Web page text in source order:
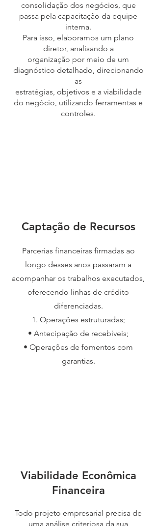
consolidação dos negócios, que
passa pela capacitação da equipe
interna.
Para isso, elaboramos um plano
diretor, analisando a
organização por meio de um
diagnóstico detalhado, direcionando
as
estratégias, objetivos e a viabilidade
do negócio, utilizando ferramentas e
controles.
Captação de Recursos
Parcerias financeiras firmadas ao
longo desses anos passaram a
acompanhar os trabalhos executados,
oferecendo linhas de crédito
diferenciadas.
1. Operações estruturadas;
• Antecipação de recebíveis;
• Operações de fomentos com
garantias.
Viabilidade Econômica
Financeira
Todo projeto empresarial precisa de
uma análise criteriosa da sua